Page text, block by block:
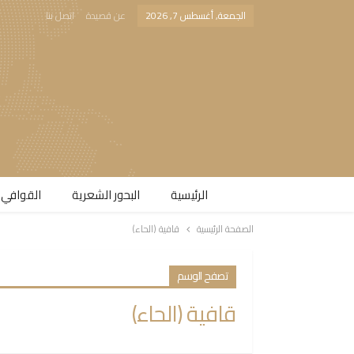
الجمعة, أغسطس 7, 2026 عن قصيدة اتصل بنا
الرئيسية البحور الشعرية​
الصفحة الرئيسية قافية (الحاء)
تصفح الوسم
قافية (الحاء)